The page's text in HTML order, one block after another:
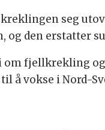
seg
og den erstatter
om fjellkrekling
å vokse i Nord-